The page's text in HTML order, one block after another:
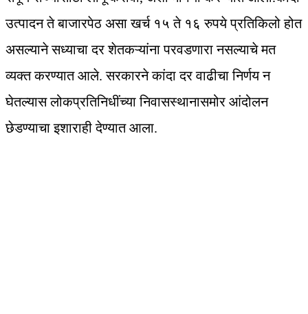
उत्पादन ते बाजारपेठ असा खर्च १५ ते १६ रुपये प्रतिकिलो होत
असल्याने सध्याचा दर शेतकऱ्यांना परवडणारा नसल्याचे मत
व्यक्त करण्यात आले. सरकारने कांदा दर वाढीचा निर्णय न
घेतल्यास लोकप्रतिनिधींच्या निवासस्थानासमोर आंदोलन
छेडण्याचा इशाराही देण्यात आला.